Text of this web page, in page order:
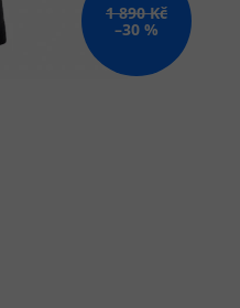
1 890 Kč
–30 %